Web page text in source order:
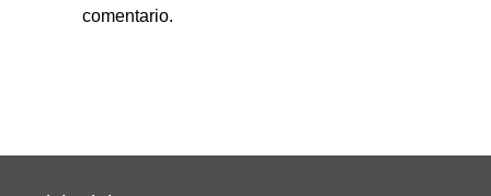
comentario.